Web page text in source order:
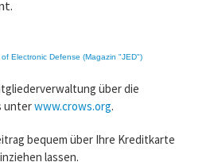
Electronic Defense (Magazin "JED")
über die
unterwww.crows.org.
bequem über Ihre Kreditkarte
lassen.